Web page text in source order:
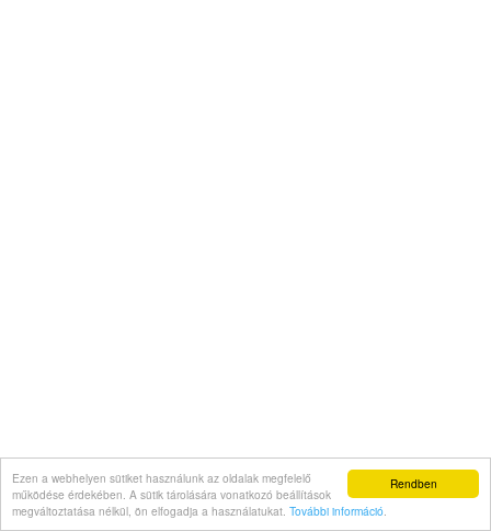
Rendben
Ezen a webhelyen sütiket használunk az oldalak megfelelő
működése érdekében. A sütik tárolására vonatkozó beállítások
megváltoztatása nélkül, ön elfogadja a használatukat. További információ.